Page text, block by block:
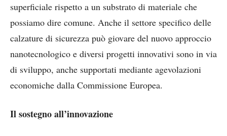
superficiale rispetto a un substrato di materiale che
possiamo dire comune. Anche il settore specifico delle
calzature di sicurezza può giovare del nuovo approccio
nanotecnologico e diversi progetti innovativi sono in via
di sviluppo, anche supportati mediante agevolazioni
economiche dalla Commissione Europea.
Il sostegno all’innovazione